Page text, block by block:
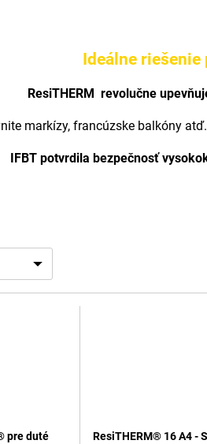
Ideálne
ResiTHERM revolučne
markízy, francúzske balkóny
IFBT potvrdila bezpečnosť
pre duté
ResiTHERM® 16 A4 -